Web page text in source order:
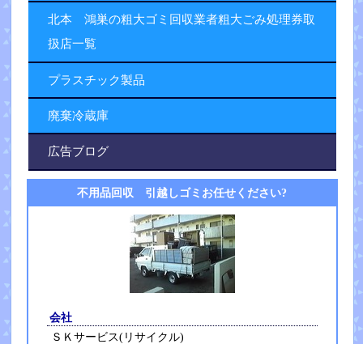
北本 鴻巣の粗大ゴミ回収業者粗大ごみ処理券取
扱店一覧
プラスチック製品
廃棄冷蔵庫
広告ブログ
不用品回収 引越しゴミお任せください?
会社
ＳＫサービス(リサイクル)